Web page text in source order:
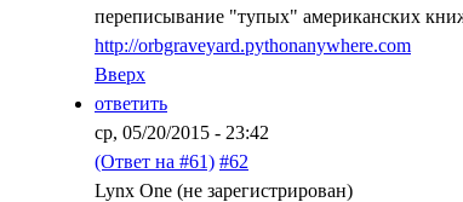
переписывание "тупых" американских
http://orbgraveyard.pythonanywhere.com
Вверх
ответить
ср, 05/20/2015 - 23:42
(Ответ на #61) #62
Lynx One (не зарегистрирован)